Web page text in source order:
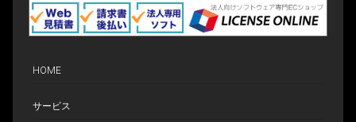
わせ窓口
本人からの求めにより、弊社が取得した個
正・追加または削除・利用の停止・消去
開示等に応じる窓口は、以下の「個人情報
HOME
サービス